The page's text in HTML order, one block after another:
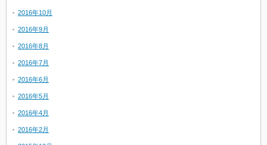
2016年10月
2016年9月
2016年8月
2016年7月
2016年6月
2016年5月
2016年4月
2016年2月